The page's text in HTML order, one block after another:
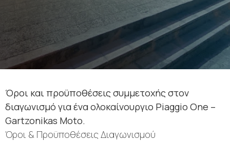
Όροι και προϋποθέσεις συμμετοχής στον
διαγωνισμό για ένα ολοκαίνουργιο Piaggio One –
Gartzonikas Moto.
Όροι & Προϋποθέσεις Διαγωνισμού